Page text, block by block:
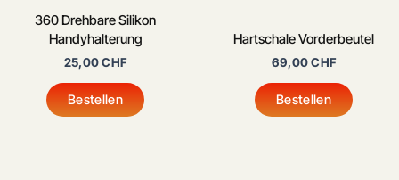
360 Drehbare Silikon
Handyhalterung
25,00CHF
Bestellen
Hartschale Vorderbeutel
69,00CHF
Bestellen